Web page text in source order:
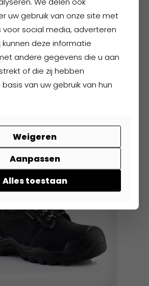
Assen
uw gebruik van onze site met
voor social media, adverteren
kunnen deze informatie
andere gegevens die u aan
of die zij hebben
van uw gebruik van hun
Weigeren
Aanpassen
Alles toestaan